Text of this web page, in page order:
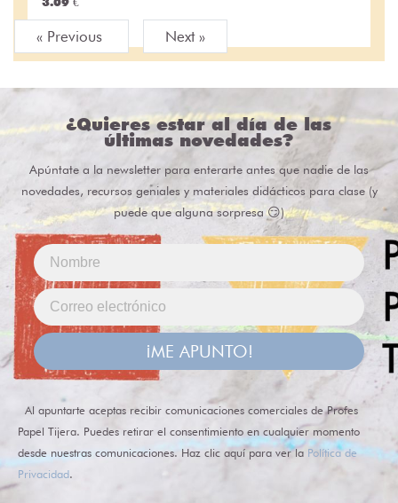
« Previous Next »
¿Quieres estar al día de las
últimas novedades?
Apúntate a la newsletter para enterarte antes que nadie de las
novedades, recursos geniales y materiales didácticos para clase (y
puede que alguna sorpresa 😏)
¡ME APUNTO!
Al apuntarte aceptas recibir comunicaciones comerciales de Profes
Papel Tijera. Puedes retirar el consentimiento en cualquier momento
desde nuestras comunicaciones. Haz clic aquí para ver la Política de
Privacidad.